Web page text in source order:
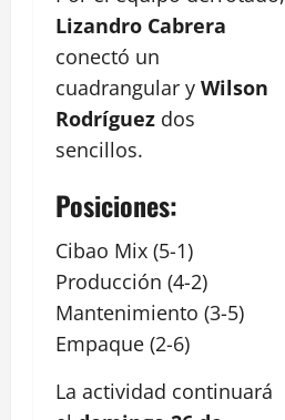
Lizandro Cabrera
conectó un
cuadrangular y Wilson
Rodríguez dos
sencillos.
Posiciones:
Cibao Mix (5-1)
Producción (4-2)
Mantenimiento (3-5)
Empaque (2-6)
La actividad continuará